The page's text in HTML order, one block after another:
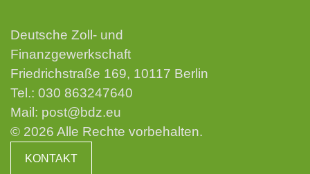
Deutsche Zoll- und
Finanzgewerkschaft
Friedrichstraße 169, 10117 Berlin
Tel.: 030 863247640
Mail: post@bdz.eu
© 2026 Alle Rechte vorbehalten.
KONTAKT